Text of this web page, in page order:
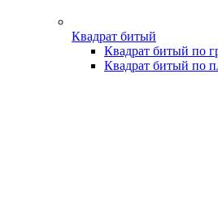
Квадрат битый
Квадрат битый по
Квадрат битый по